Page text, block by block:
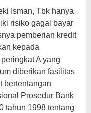
Isman, Tbk hanya
risiko gagal bayar
pemberian kredit
kepada
A yang
diberikan fasilitas
bertentangan
Prosedur Bank
tahun 1998 tentang